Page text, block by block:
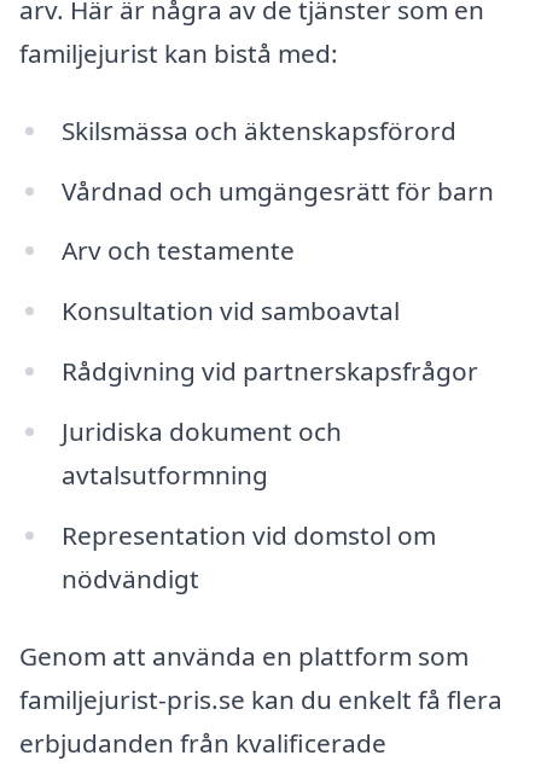
arv. Här är några av de tjänster som en
familjejurist kan bistå med:
Skilsmässa och äktenskapsförord
Vårdnad och umgängesrätt för barn
Arv och testamente
Konsultation vid samboavtal
Rådgivning vid partnerskapsfrågor
Juridiska dokument och
avtalsutformning
Representation vid domstol om
nödvändigt
Genom att använda en plattform som
familjejurist-pris.se kan du enkelt få flera
erbjudanden från kvalificerade